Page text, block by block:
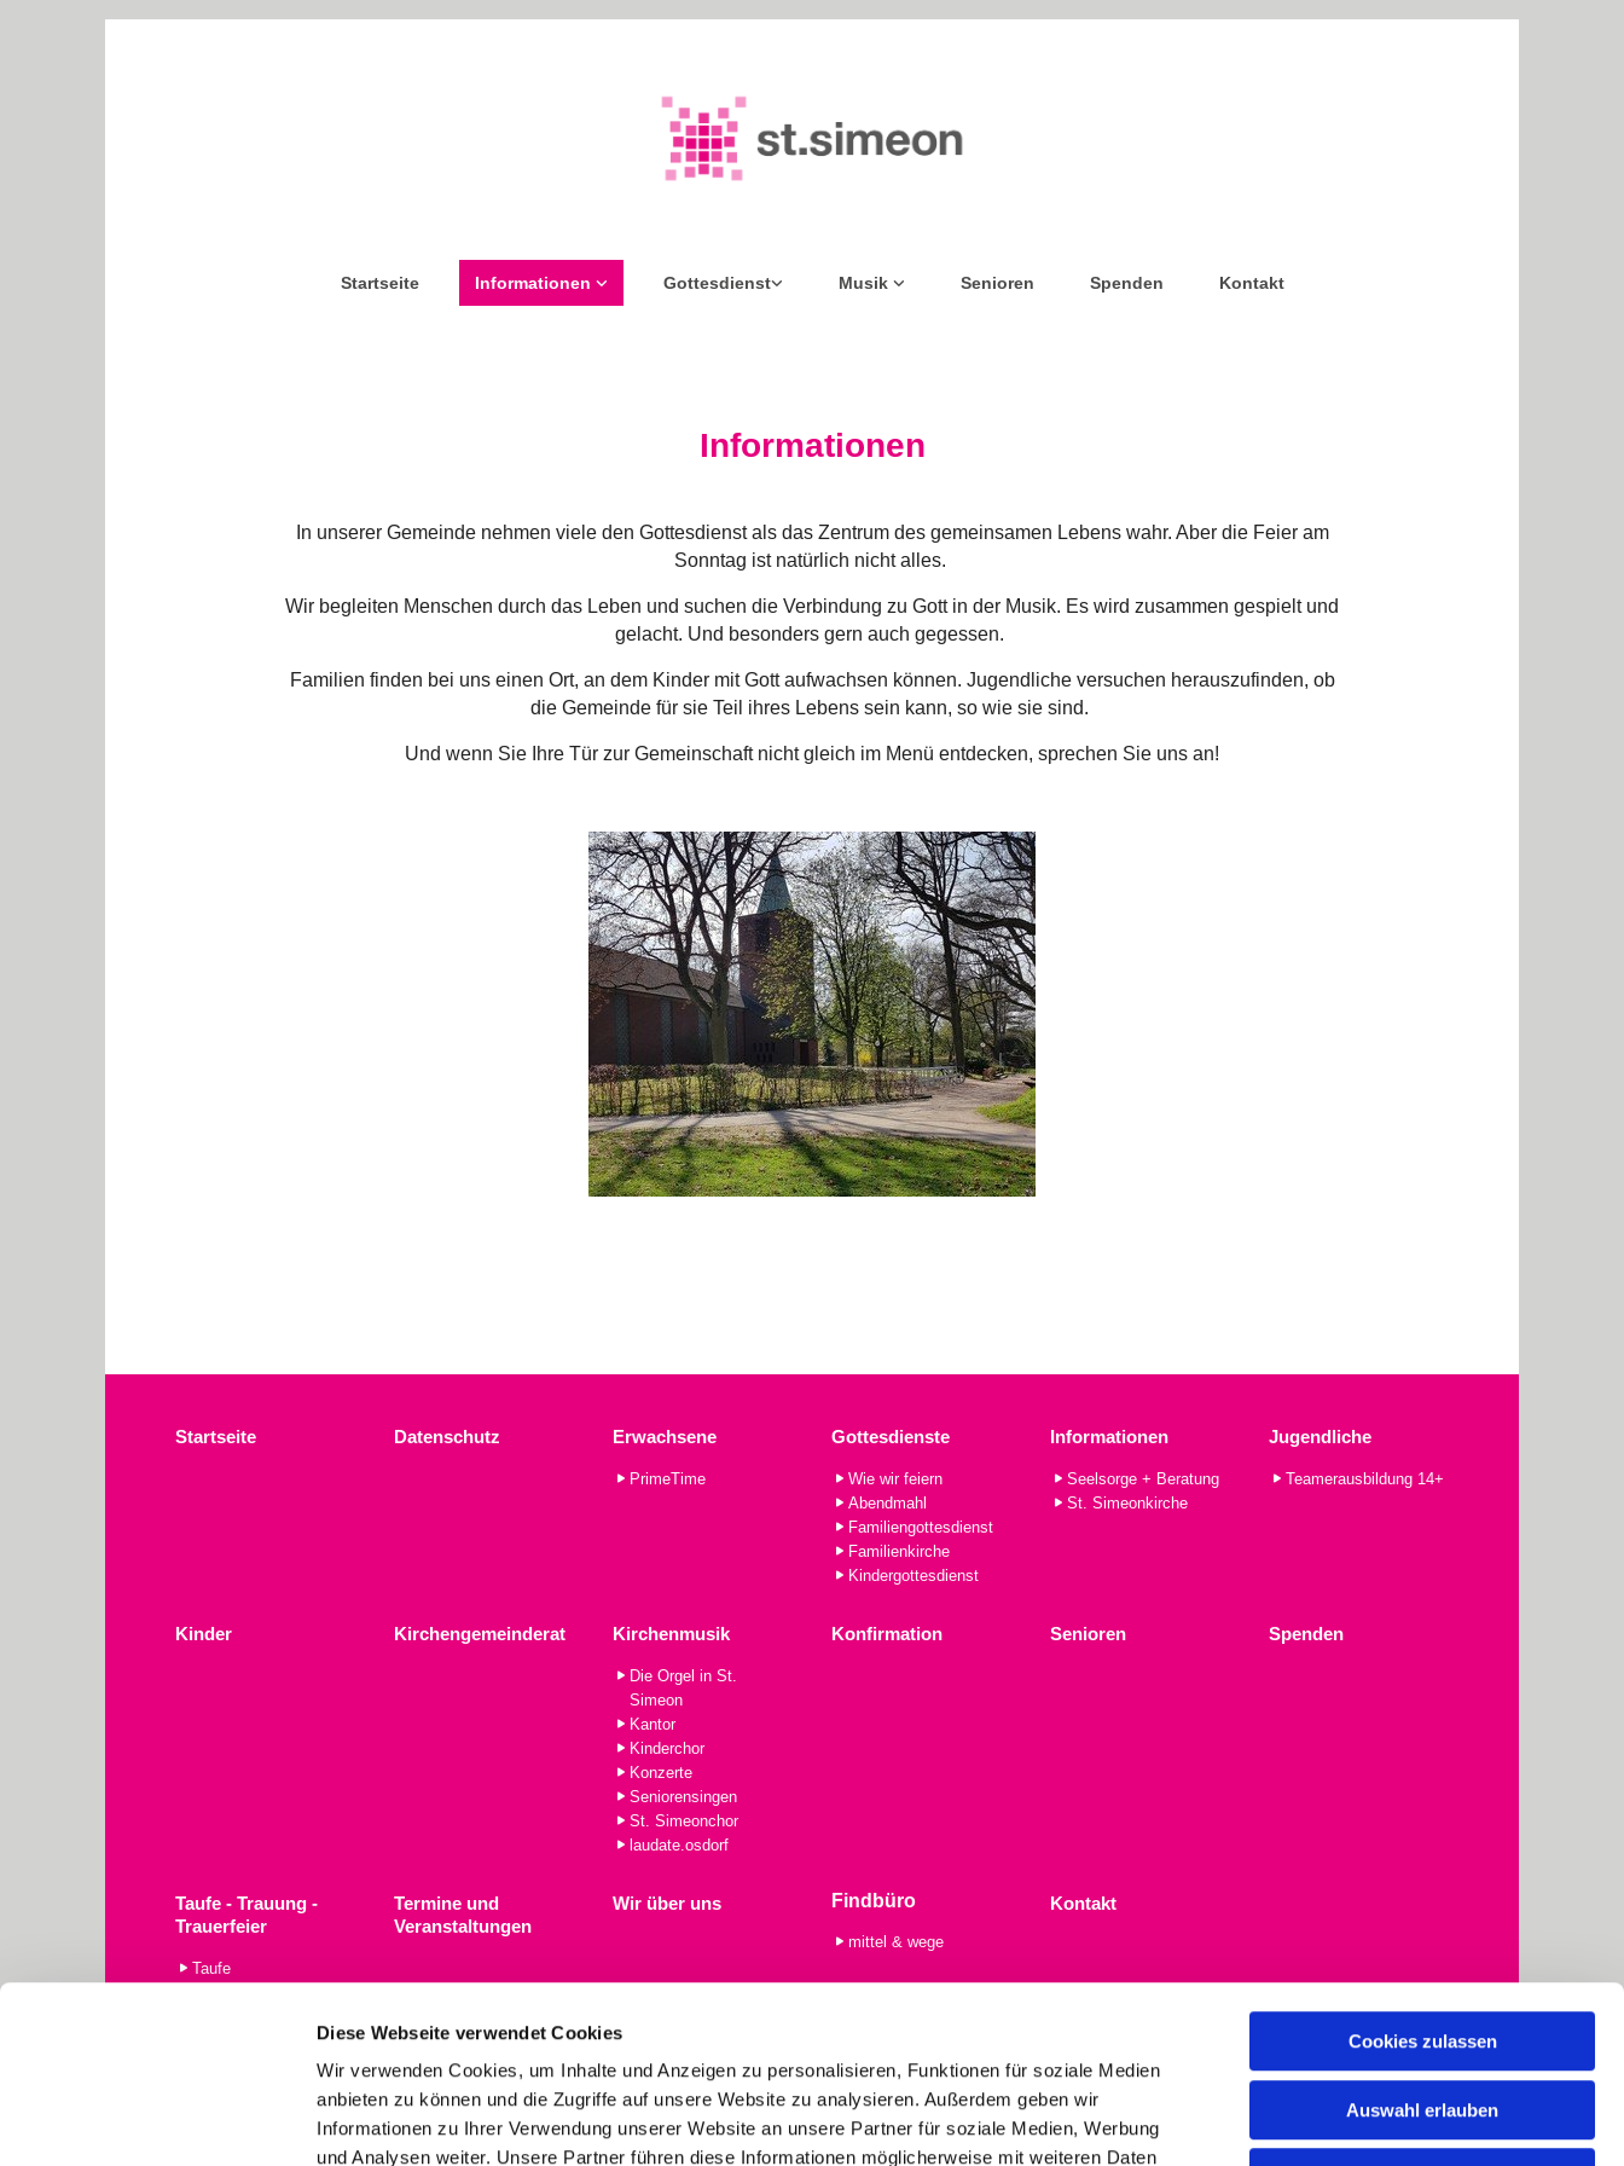
Diese Webseite verwendet Cookies
Wir verwenden Cookies, um Inhalte und Anzeigen zu personalisieren, Funktionen für soziale Medien
anbieten zu können und die Zugriffe auf unsere Website zu analysieren. Außerdem geben wir
Informationen zu Ihrer Verwendung unserer Website an unsere Partner für soziale Medien, Werbung
und Analysen weiter. Unsere Partner führen diese Informationen möglicherweise mit weiteren Daten
Cookies zulassen
Auswahl erlauben
Startseite Informationen Gottesdienst Musik Senioren Spenden Kontakt
Informationen
In unserer Gemeinde nehmen viele den Gottesdienst als das Zentrum des gemeinsamen Lebens wahr. Aber die Feier am
Sonntag ist natürlich nicht alles.
Wir begleiten Menschen durch das Leben und suchen die Verbindung zu Gott in der Musik. Es wird zusammen gespielt und
gelacht. Und besonders gern auch gegessen.
Familien finden bei uns einen Ort, an dem Kinder mit Gott aufwachsen können. Jugendliche versuchen herauszufinden, ob
die Gemeinde für sie Teil ihres Lebens sein kann, so wie sie sind.
Und wenn Sie Ihre Tür zur Gemeinschaft nicht gleich im Menü entdecken, sprechen Sie uns an!
Startseite Datenschutz Erwachsene
PrimeTime
Gottesdienste
Wie wir feiern
Abendmahl
Familiengottesdienst
Familienkirche
Kindergottesdienst
Informationen
Seelsorge + Beratung
St. Simeonkirche
Jugendliche
Teamerausbildung 14+
Kinder Kirchengemeinderat Kirchenmusik
Die Orgel in St.
Simeon
Kantor
Kinderchor
Konzerte
Seniorensingen
St. Simeonchor
laudate.osdorf
Konfirmation Senioren Spenden
Taufe - Trauung -
Trauerfeier
Taufe
Termine und
Veranstaltungen
Wir über uns Findbüro
mittel & wege
Kontakt
Ev.-Luth. Kirchengemeinde St. Simeon Alt Osdorf · Dörpfeldstr. 58, 22609 Hamburg(040) 80 12 05kirchenbuero@st-simeon-osdorf.de